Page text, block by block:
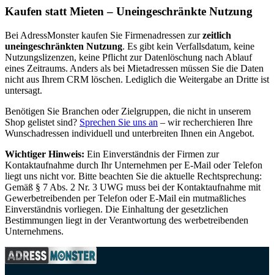
Kaufen statt Mieten – Uneingeschränkte Nutzung
Bei AdressMonster kaufen Sie Firmenadressen zur zeitlich
uneingeschränkten Nutzung. Es gibt kein Verfallsdatum, keine
Nutzungslizenzen, keine Pflicht zur Datenlöschung nach Ablauf
eines Zeitraums. Anders als bei Mietadressen müssen Sie die Daten
nicht aus Ihrem CRM löschen. Lediglich die Weitergabe an Dritte ist
untersagt.
Benötigen Sie Branchen oder Zielgruppen, die nicht in unserem
Shop gelistet sind? Sprechen Sie uns an – wir recherchieren Ihre
Wunschadressen individuell und unterbreiten Ihnen ein Angebot.
Wichtiger Hinweis: Ein Einverständnis der Firmen zur
Kontaktaufnahme durch Ihr Unternehmen per E-Mail oder Telefon
liegt uns nicht vor. Bitte beachten Sie die aktuelle Rechtsprechung:
Gemäß § 7 Abs. 2 Nr. 3 UWG muss bei der Kontaktaufnahme mit
Gewerbetreibenden per Telefon oder E-Mail ein mutmaßliches
Einverständnis vorliegen. Die Einhaltung der gesetzlichen
Bestimmungen liegt in der Verantwortung des werbetreibenden
Unternehmens.